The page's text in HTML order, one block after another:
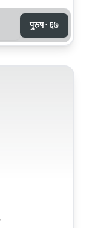
पुरुष · ६७